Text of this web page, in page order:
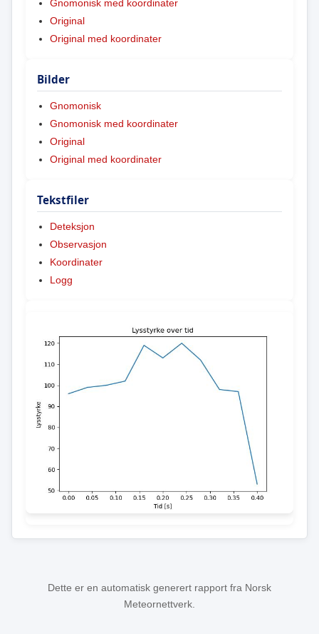
Gnomonisk med koordinater
Original
Original med koordinater
Bilder
Gnomonisk
Gnomonisk med koordinater
Original
Original med koordinater
Tekstfiler
Deteksjon
Observasjon
Koordinater
Logg
Dette er en automatisk generert rapport fra Norsk
Meteornettverk.